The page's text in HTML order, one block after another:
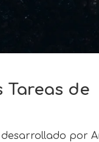
Tareas de
por